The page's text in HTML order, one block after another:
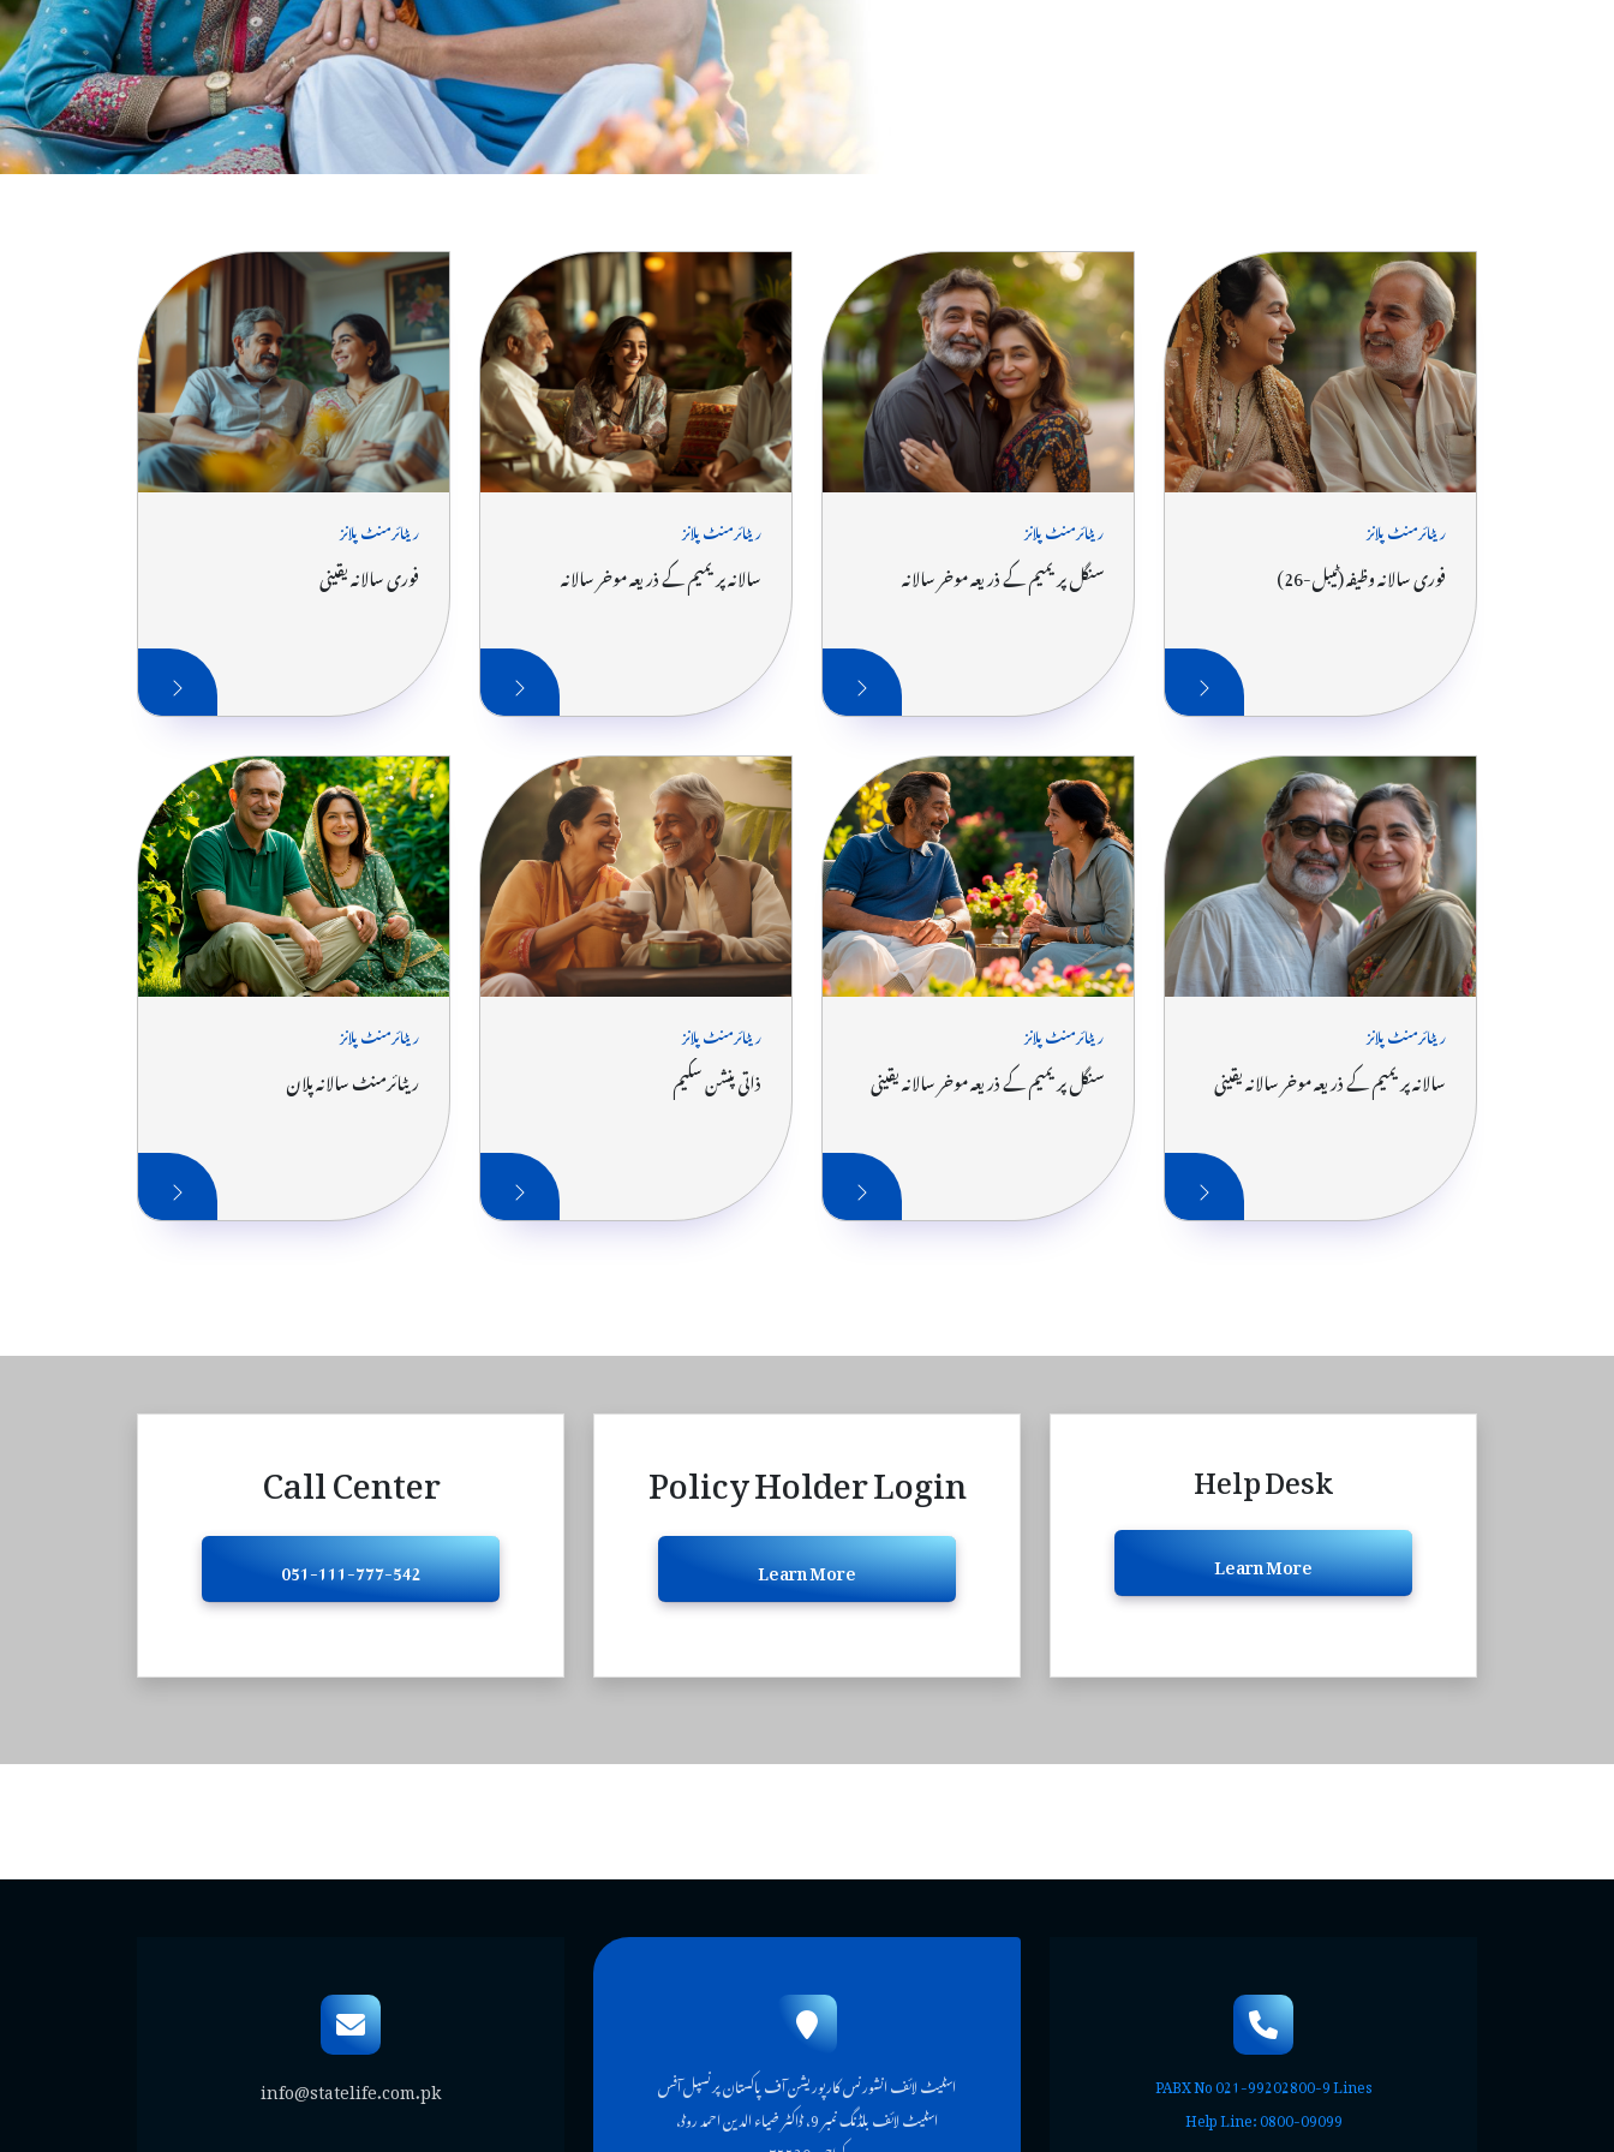
ریٹائرمنٹ پلانز
فوری سالانہ وظیفہ (ٹیبل-26)
ریٹائرمنٹ پلانز
سنگل پریمیم کے ذریعہ موخر سالانہ
ریٹائرمنٹ پلانز
سالانہ پریمیم کے ذریعہ موخر سالانہ
ریٹائرمنٹ پلانز
فوری سالانہ یقینی
ریٹائرمنٹ پلانز
سالانہ پریمیم کے ذریعہ موخر سالانہ یقینی
ریٹائرمنٹ پلانز
سنگل پریمیم کے ذریعہ موخر سالانہ یقینی
ریٹائرمنٹ پلانز
ذاتی پنشن سکیم
ریٹائرمنٹ پلانز
ریٹائرمنٹ سالانہ پلان
Help Desk
Learn More
Policy Holder Login
Learn More
Call Center
051-111-777-542
PABX No 021-99202800-9 Lines
Help Line: 0800-09099
اسٹیٹ لائف انشورنس کارپوریشن آف پاکستان پرنسپل آفس
اسٹیٹ لائف بلڈنگ نمبر 9، ڈاکٹر ضیاء الدین احمد روڈ،
info@statelife.com.pk